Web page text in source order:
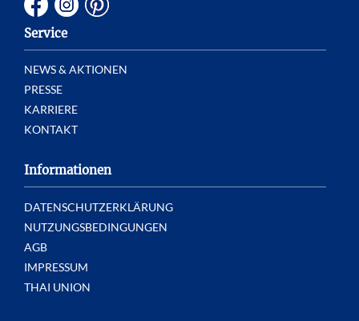
Service
NEWS & AKTIONEN
PRESSE
KARRIERE
KONTAKT
Informationen
DATENSCHUTZERKLÄRUNG
NUTZUNGSBEDINGUNGEN
AGB
IMPRESSUM
THAI UNION